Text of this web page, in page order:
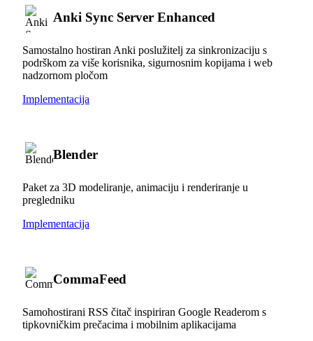
Anki Sync Server Enhanced
Samostalno hostiran Anki poslužitelj za sinkronizaciju s
podrškom za više korisnika, sigurnosnim kopijama i web
nadzornom pločom
Implementacija
Blender
Paket za 3D modeliranje, animaciju i renderiranje u
pregledniku
Implementacija
CommaFeed
Samohostirani RSS čitač inspiriran Google Readerom s
tipkovničkim prečacima i mobilnim aplikacijama